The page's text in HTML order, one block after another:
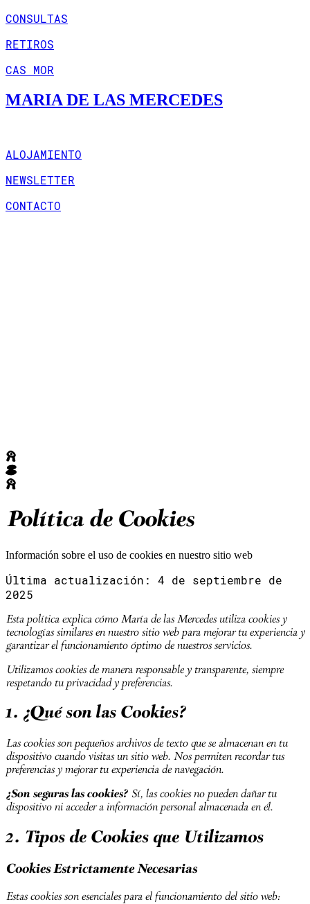
CONSULTAS
RETIROS
CAS MOR
MARIA DE LAS MERCEDES
ALOJAMIENTO
NEWSLETTER
CONTACTO
Política de Cookies
Información sobre el uso de cookies en nuestro sitio web
Última actualización: 4 de septiembre de
2025
Esta política explica cómo María de las Mercedes utiliza cookies y
tecnologías similares en nuestro sitio web para mejorar tu experiencia y
garantizar el funcionamiento óptimo de nuestros servicios.
Utilizamos cookies de manera responsable y transparente, siempre
respetando tu privacidad y preferencias.
1. ¿Qué son las Cookies?
Las cookies son pequeños archivos de texto que se almacenan en tu
dispositivo cuando visitas un sitio web. Nos permiten recordar tus
preferencias y mejorar tu experiencia de navegación.
¿Son seguras las cookies? Sí, las cookies no pueden dañar tu
dispositivo ni acceder a información personal almacenada en él.
2. Tipos de Cookies que Utilizamos
Cookies Estrictamente Necesarias
Estas cookies son esenciales para el funcionamiento del sitio web: